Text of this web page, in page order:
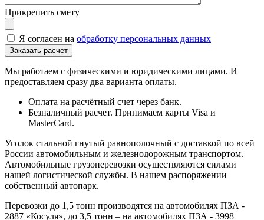
Прикрепить смету
Я согласен на обработку персональных данных
Мы работаем с физическими и юридическими лицами. И
предоставляем сразу два варианта оплаты.
Оплата на расчётный счет через банк.
Безналичный расчет. Принимаем карты Visa и
MasterCard.
Уголок стальной гнутый равнополочный с доставкой по всей
России автомобильным и железнодорожным транспортом.
Автомобильные грузоперевозки осуществляются силами
нашей логистической службы. В нашем распоряжении
собственный автопарк.
Перевозки до 1,5 тонн производятся на автомобилях ПЗА -
2887 «Косуля», до 3,5 тонн – на автомобилях ПЗА - 3998